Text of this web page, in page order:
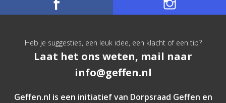
Heb je suggesties, een leuk idee, een klacht of een tip?
Laat het ons weten, mail naar
info@geffen.nl
Geffen.nl is een initiatief van Dorpsraad Geffen en